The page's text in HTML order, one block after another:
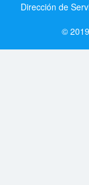
Dirección de
©